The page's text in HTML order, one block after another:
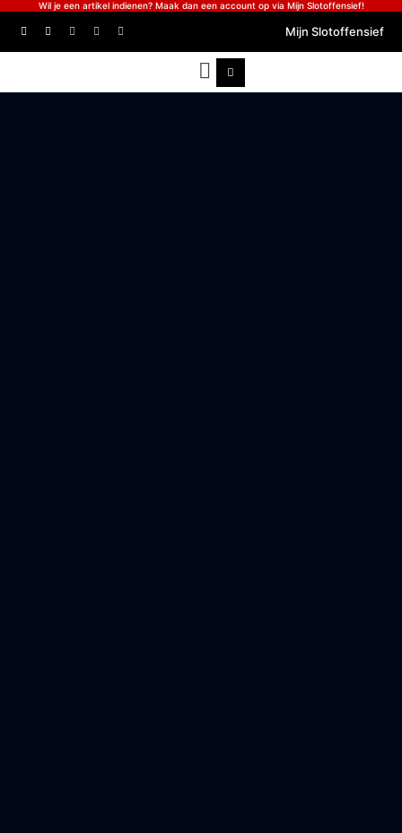
Wil je een artikel indienen? Maak dan een account op via Mijn Slotoffensief!
Mijn Slotoffensief